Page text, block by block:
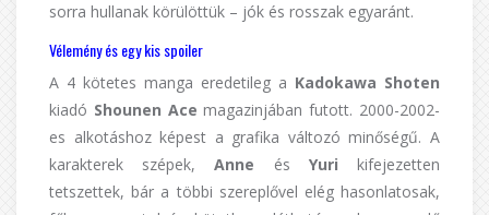
sorra hullanak körülöttük – jók és rosszak egyaránt.
Vélemény és egy kis spoiler
A 4 kötetes manga eredetileg a Kadokawa Shoten
kiadó Shounen Ace magazinjában futott. 2000-2002-
es alkotáshoz képest a grafika változó minőségű. A
karakterek szépek,Anne és Yurikifejezetten
tetszettek, bár a többi szereplővel elég hasonlatosak,